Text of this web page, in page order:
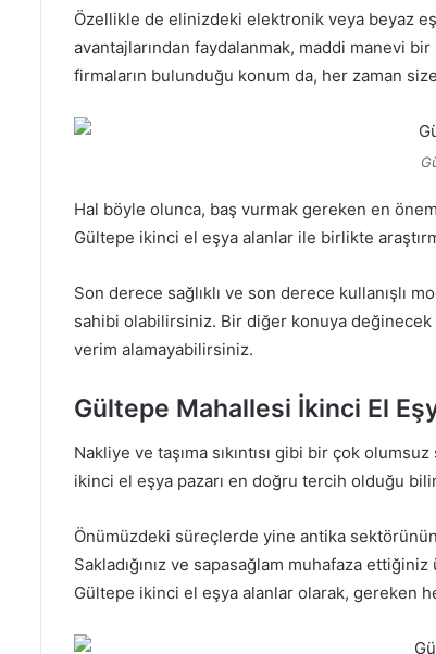
Özellikle de elinizdeki elektronik veya beyaz
avantajlarından faydalanmak, maddi manevi
firmaların bulunduğu konum da, her zaman
Hal böyle olunca, baş vurmak gereken en
Gültepe ikinci el eşya alanlar ile birlikte
Son derece sağlıklı ve son derece kullanışlı
sahibi olabilirsiniz. Bir diğer konuya değinecek
verim alamayabilirsiniz.
Gültepe Mahallesi İkinci El
Nakliye ve taşıma sıkıntısı gibi bir çok
ikinci el eşya pazarı en doğru tercih olduğu
Önümüzdeki süreçlerde yine antika
Sakladığınız ve sapasağlam muhafaza
Gültepe ikinci el eşya alanlar olarak, gereken